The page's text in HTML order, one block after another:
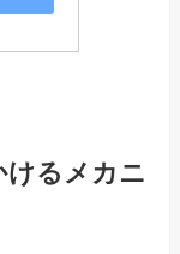
けるメカニ